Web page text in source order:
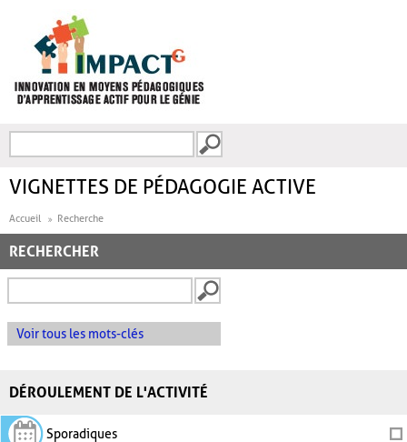
FORMULAIRE DE
VIGNETTES DE PÉDAGOGIE ACTIVE
Accueil Recherche
RECHERCHER
Voir tous les mots-clés
DÉROULEMENT DE L'ACTIVITÉ
Sporadiques